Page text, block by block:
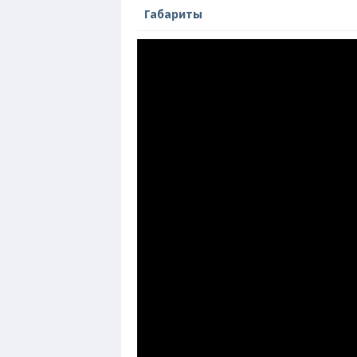
Габариты